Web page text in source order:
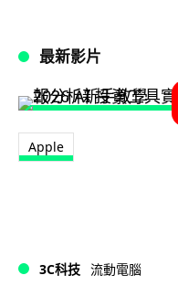
最新影片
Apple
3C科技 流動電腦